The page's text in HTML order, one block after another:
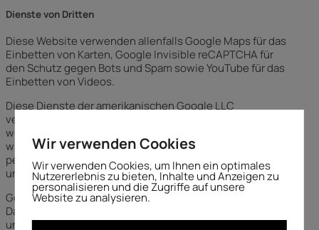
Dienste von Dritten
Diese Website verwenden allenfalls Google Maps für das
Einbetten von Karten, Google Invisible reCAPTCHA für
den Schutz gegen Bots und Spam sowie YouTube für das
Einbetten von Videos.
Diese Dienste der amerikanischen Google LLC
verwenden unter anderem Cookies und infolgedessen
werden Daten an Google in den USA übertragen, wobei
wir davon ausgehen, dass in diesem Rahmen kein
personenbezogenes Tracking allein durch die Nutzung
unserer Website stattfindet.
Google hat sich verpflichtet, einen angemessenen
Datenschutz gemäss dem amerikanisch-europäischen
und dem amerikanisch-schweizerischen Privacy Shield zu
Wir verwenden Cookies
Wir verwenden Cookies, um Ihnen ein optimales
Nutzererlebnis zu bieten, Inhalte und Anzeigen zu
personalisieren und die Zugriffe auf unsere
Website zu analysieren.